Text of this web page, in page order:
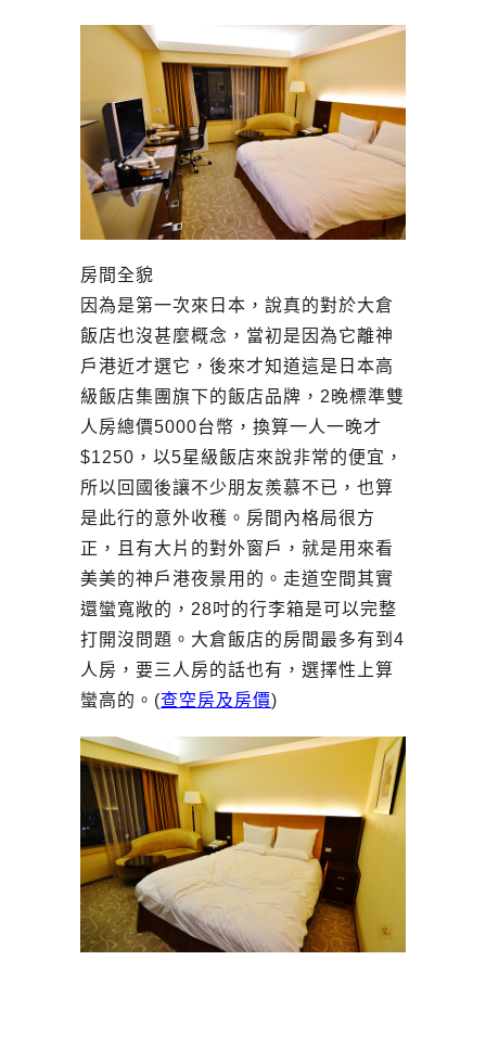
房間全貌
因為是第一次來日本，說真的對於大倉
飯店也沒甚麼概念，當初是因為它離神
戶港近才選它，後來才知道這是日本高
級飯店集團旗下的飯店品牌，2晚標準雙
人房總價5000台幣，換算一人一晚才
$1250，以5星級飯店來說非常的便宜，
所以回國後讓不少朋友羨慕不已，也算
是此行的意外收穫。房間內格局很方
正，且有大片的對外窗戶，就是用來看
美美的神戶港夜景用的。走道空間其實
還蠻寬敞的，28吋的行李箱是可以完整
打開沒問題。大倉飯店的房間最多有到4
人房，要三人房的話也有，選擇性上算
蠻高的。(查空房及房價)